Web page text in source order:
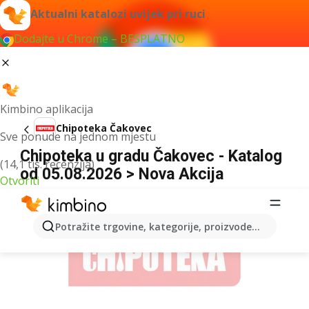
Aktualni katalozi uvijek pri ruci
Dodajte u Chrome – BESPLATNO
Kimbino aplikacija
Sve ponude na jednom mjestu
(14,1 tis. recenzija)
Otvoriti
Potražite trgovine, kategorije, proizvode...
Chipoteka Čakovec
Chipoteka u gradu Čakovec - Katalog
od 05.08.2026 > Nova Akcija